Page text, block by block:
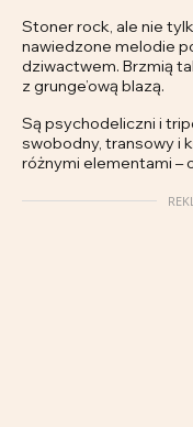
Stoner rock, ale nie
nawiedzone melodie
dziwactwem. Brzmią
z grunge’ową blazą.
Są psychodeliczni i
swobodny, transowy i
różnymi elementami –